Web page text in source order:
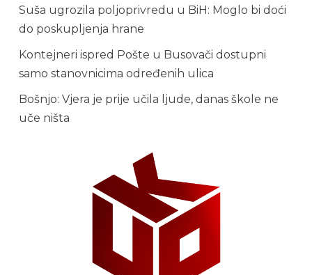
Suša ugrozila poljoprivredu u BiH: Moglo bi doći
do poskupljenja hrane
Kontejneri ispred Pošte u Busovači dostupni
samo stanovnicima određenih ulica
Bošnjo: Vjera je prije učila ljude, danas škole ne
uče ništa